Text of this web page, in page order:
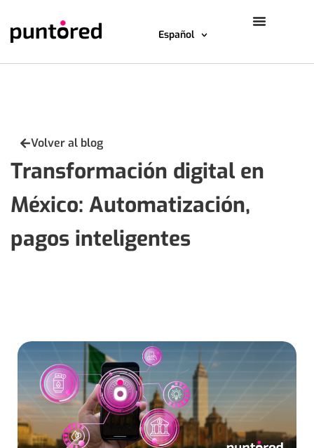
Español
Volver al blog
Transformación digital en
México: Automatización,
pagos inteligentes